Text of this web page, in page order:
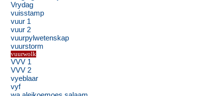
Vrydag
vuisstamp
vuur 1
vuur 2
vuurpylwetenskap
vuurstorm
vuurwolk
VVV 1
VVV 2
vyeblaar
vyf